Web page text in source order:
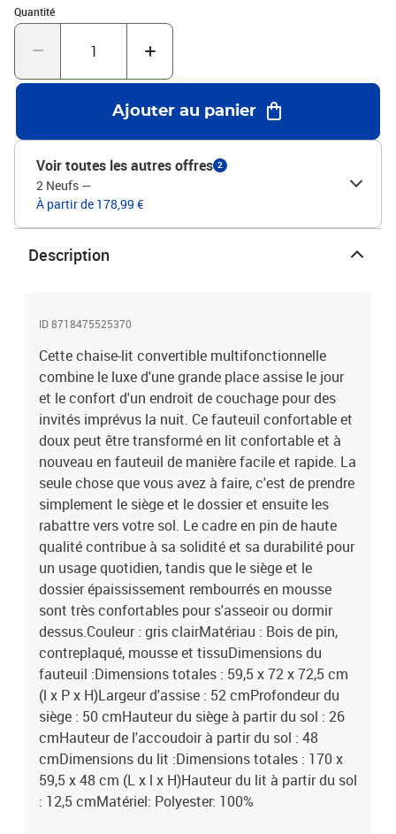
dormir dessus.Couleur : gris clairMatériau : Bois de pin,
contreplaqué, mousse et tissuDimensions du fauteuil :Dimensions
totales : 59,5 x 72 x 72,5 cm (l x P x H)Largeur d'assise : 52
cmHauteur de l'accoudoir à partir du sol : 48 cmDimensions du lit
:Dimensions totales : 170 x 59,5 x 48 cm (L x l x H)Hauteur du lit à
partir du sol : 12,5 cmMatériel: Polyester: 100%
Quantité
Quantité : 1
Ajouter au panier
Voir toutes les autres offres 2
2 Neufs —
À partir de 178,99 €
Description
ID 8718475525370
Cette chaise-lit convertible multifonctionnelle
combine le luxe d'une grande place assise le jour
et le confort d'un endroit de couchage pour des
invités imprévus la nuit. Ce fauteuil confortable et
doux peut être transformé en lit confortable et à
nouveau en fauteuil de manière facile et rapide. La
seule chose que vous avez à faire, c'est de prendre
simplement le siège et le dossier et ensuite les
rabattre vers votre sol. Le cadre en pin de haute
qualité contribue à sa solidité et sa durabilité pour
un usage quotidien, tandis que le siège et le
dossier épaississement rembourrés en mousse
sont très confortables pour s'asseoir ou dormir
dessus.Couleur : gris clairMatériau : Bois de pin,
contreplaqué, mousse et tissuDimensions du
fauteuil :Dimensions totales : 59,5 x 72 x 72,5 cm
(l x P x H)Largeur d'assise : 52 cmProfondeur du
siège : 50 cmHauteur du siège à partir du sol : 26
cmHauteur de l'accoudoir à partir du sol : 48
cmDimensions du lit :Dimensions totales : 170 x
59,5 x 48 cm (L x l x H)Hauteur du lit à partir du sol
: 12,5 cmMatériel: Polyester: 100%